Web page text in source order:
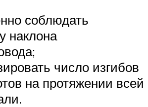
соблюдать
наклона
число изгибов
на протяжении всей